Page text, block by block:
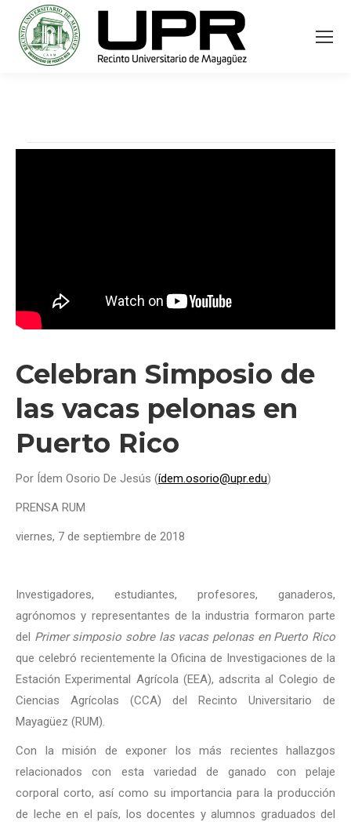
Celebran Simposio de
las vacas pelonas en
Puerto Rico
Por Ídem Osorio De Jesús (ídem.osorio@upr.edu)
PRENSA RUM
viernes, 7 de septiembre de 2018
Investigadores, estudiantes, profesores, ganaderos,
agrónomos y representantes de la industria formaron parte
del Primer simposio sobre las vacas pelonas en Puerto Rico
que celebró recientemente la Oficina de Investigaciones de la
Estación Experimental Agrícola (EEA), adscrita al Colegio de
Ciencias Agrícolas (CCA) del Recinto Universitario de
Mayagüez (RUM).
Con la misión de exponer los más recientes hallazgos
relacionados con esta variedad de ganado con pelaje
corporal corto, así como su importancia para la producción
de leche en el país, los docentes y alumnos graduados del